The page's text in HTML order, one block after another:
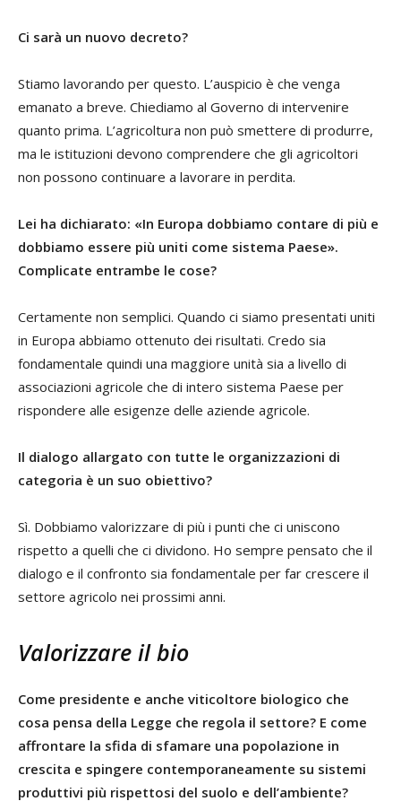
Ci sarà un nuovo decreto?
Stiamo lavorando per questo. L’auspicio è che venga
emanato a breve. Chiediamo al Governo di intervenire
quanto prima. L’agricoltura non può smettere di produrre,
ma le istituzioni devono comprendere che gli agricoltori
non possono continuare a lavorare in perdita.
Lei ha dichiarato: «In Europa dobbiamo contare di più e
dobbiamo essere più uniti come sistema Paese».
Complicate entrambe le cose?
Certamente non semplici. Quando ci siamo presentati uniti
in Europa abbiamo ottenuto dei risultati. Credo sia
fondamentale quindi una maggiore unità sia a livello di
associazioni agricole che di intero sistema Paese per
rispondere alle esigenze delle aziende agricole.
Il dialogo allargato con tutte le organizzazioni di
categoria è un suo obiettivo?
Sì. Dobbiamo valorizzare di più i punti che ci uniscono
rispetto a quelli che ci dividono. Ho sempre pensato che il
dialogo e il confronto sia fondamentale per far crescere il
settore agricolo nei prossimi anni.
Valorizzare il bio
Come presidente e anche viticoltore biologico che
cosa pensa della Legge che regola il settore? E come
affrontare la sfida di sfamare una popolazione in
crescita e spingere contemporaneamente su sistemi
produttivi più rispettosi del suolo e dell’ambiente?